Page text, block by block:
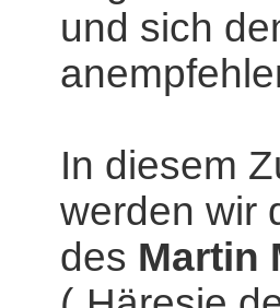
und sich
In diesem
werden wir
des Martin